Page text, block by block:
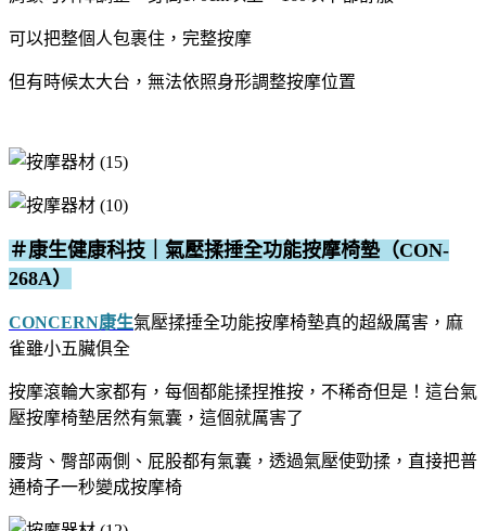
可以把整個人包裹住，完整按摩
但有時候太大台，無法依照身形調整按摩位置
＃康生健康科技｜氣壓揉捶全功能按摩椅墊（CON-
268A）
CONCERN康生氣壓揉捶全功能按摩椅墊真的超級厲害，麻
雀雖小五臟俱全
按摩滾輪大家都有，每個都能揉捏推按，不稀奇但是！這台氣
壓按摩椅墊居然有氣囊，這個就厲害了
腰背、臀部兩側、屁股都有氣囊，透過氣壓使勁揉，直接把普
通椅子一秒變成按摩椅